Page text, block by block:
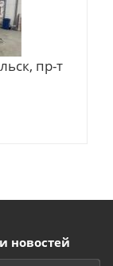
пр-т
новостей